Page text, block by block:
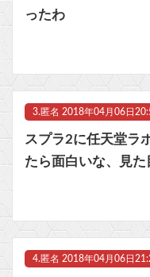
ビットコイン再び1600
ったわ
3. 匿名 2018年04月06日
スプラ2に任天堂ラ
たら面白いな、見
4. 匿名 2018年04月06日